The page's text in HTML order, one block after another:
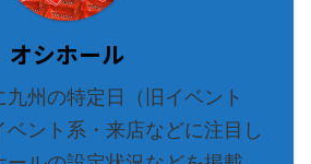
オシホール
州の特定日（旧イベント
ベント系・来店などに注目し